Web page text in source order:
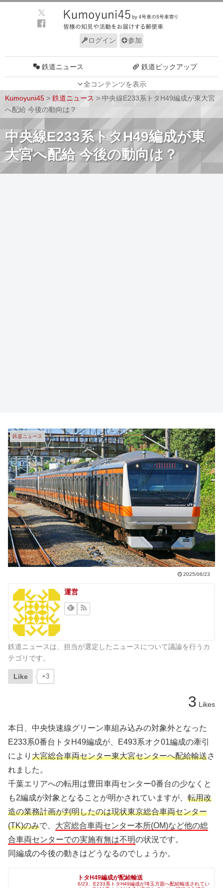
ログイン 参加
全コンテンツを表示
鉄道ニュース 鉄道ピックアップ
車両技術
Kumoyuni45 > 鉄道ニュース > 中央線E233系トタH49編成が東大宮
へ配給 今後の動向は？
中央線E233系トタH49編成が東
大宮へ配給 今後の動向は？
鉄道ニュース
2025/06/23
運営
鉄道ニュースは、担当が選定したニュースについて議論を行うカ
テゴリです。
Like +3
3 Likes
本日、中央快速線グリーン車組み込みの対象外となった
E233系0番台トタH49編成が、E493系オク01編成の牽引
により 大宮総合車両センター東大宮センターへ配給輸送さ
れました。
千葉エリアへの転用は豊田車両センター0番台の少なくと
も2編成が対象となることが明かされていますが、 転用改
造の業務計画が判明したのは現状東京総合車両センター
(TK)のみで、 大宮総合車両センター本所(OM)など他の総
合車両センターでの実施有無は不明の状況です。
同編成の今後の動きはどうなるのでしょうか。
トタH49編成が配給輸送
6/23、E233系トタH49編成が埼玉方面へ配給輸送されてい